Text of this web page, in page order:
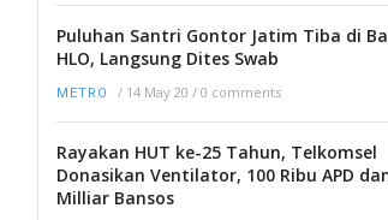
Puluhan Santri Gontor Jatim Tiba di
HLO, Langsung Dites Swab
METRO / 14 May 20 / 0 comments
Rayakan HUT ke-25 Tahun, Telkomsel
Donasikan Ventilator, 100 Ribu APD
Milliar Bansos